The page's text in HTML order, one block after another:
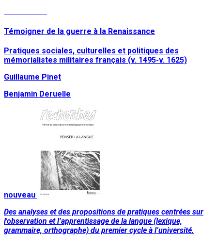
Témoigner de la guerre à la Renaissance
Pratiques sociales, culturelles et politiques des
mémorialistes militaires français (v. 1495-v. 1625)
Guillaume Pinet
Benjamin Deruelle
nouveau
Des analyses et des propositions de pratiques centrées sur
l'observation et l’apprentissage de la langue (lexique,
grammaire, orthographe) du premier cycle à l’université.